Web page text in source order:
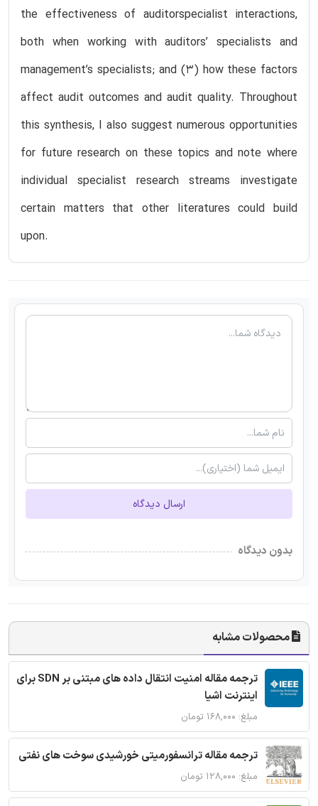
the effectiveness of auditorspecialist interactions,
both when working with auditors’ specialists and
management’s specialists; and (3) how these factors
affect audit outcomes and audit quality. Throughout
this synthesis, I also suggest numerous opportunities
for future research on these topics and note where
individual specialist research streams investigate
certain matters that other literatures could build
upon.
ارسال دیدگاه
بدون دیدگاه
محصولات مشابه
ترجمه مقاله امنیت انتقال داده های مبتنی بر SDN برای
اینترنت اشیا
مبلغ: ۱۶۸,۰۰۰ تومان
ترجمه مقاله ترانسفورمیتی خورشیدی سوخت های نفتی
مبلغ: ۱۲۸,۰۰۰ تومان